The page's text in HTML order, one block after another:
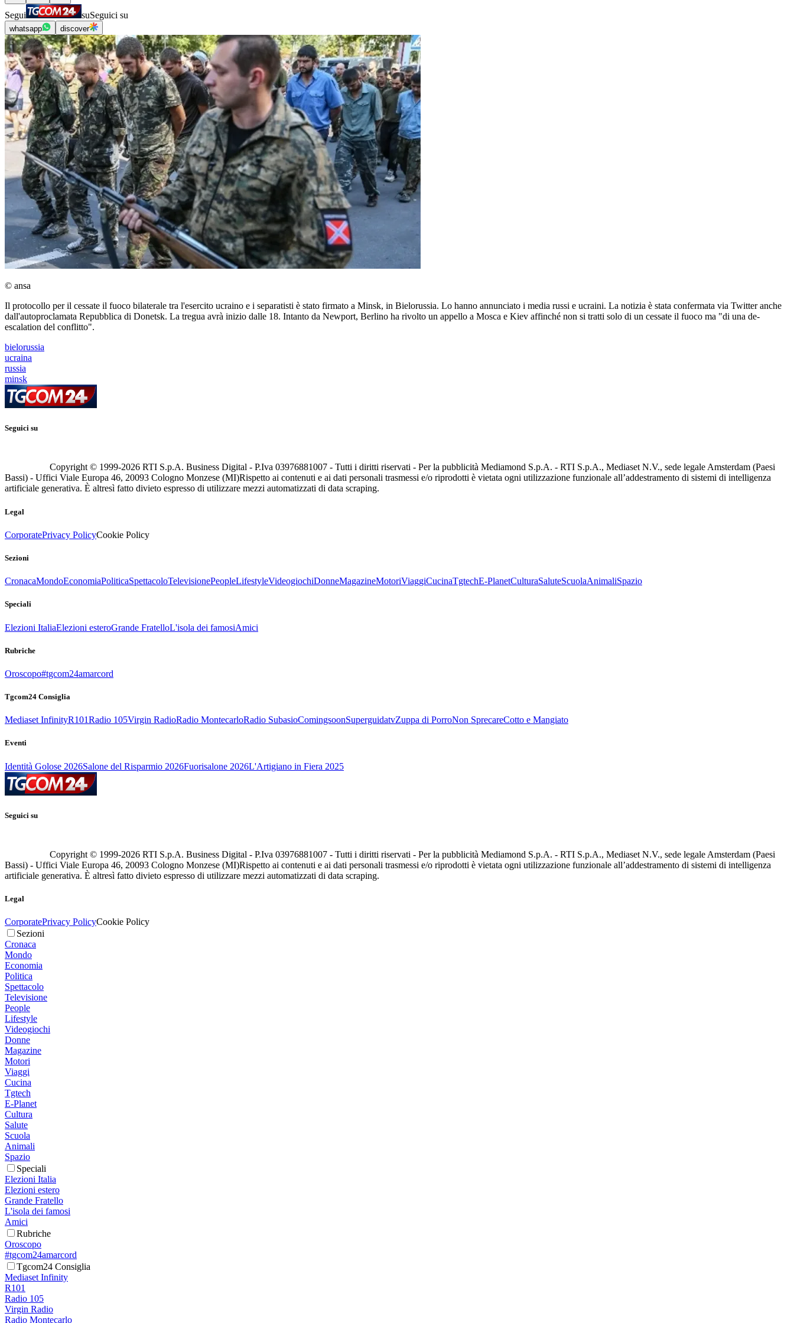
Segui suSeguici su
whatsapp discover
© ansa
Il protocollo per il cessate il fuoco bilaterale tra l'esercito ucraino e i separatisti è stato firmato a Minsk, in Bielorussia. Lo hanno annunciato i media russi e ucraini. La notizia è stata confermata via Twitter anche
dall'autoproclamata Repubblica di Donetsk. La tregua avrà inizio dalle 18. Intanto da Newport, Berlino ha rivolto un appello a Mosca e Kiev affinché non si tratti solo di un cessate il fuoco ma "di una de-
escalation del conflitto".
bielorussia
ucraina
russia
minsk
Seguici su
Copyright © 1999-2026 RTI S.p.A. Business Digital - P.Iva 03976881007 - Tutti i diritti riservati - Per la pubblicità Mediamond S.p.A. - RTI S.p.A., Mediaset N.V., sede legale Amsterdam (Paesi
Bassi) - Uffici Viale Europa 46, 20093 Cologno Monzese (MI)Rispetto ai contenuti e ai dati personali trasmessi e/o riprodotti è vietata ogni utilizzazione funzionale all’addestramento di sistemi di intelligenza
artificiale generativa. È altresì fatto divieto espresso di utilizzare mezzi automatizzati di data scraping.
Legal
CorporatePrivacy PolicyCookie Policy
Sezioni
CronacaMondoEconomiaPoliticaSpettacoloTelevisionePeopleLifestyleVideogiochiDonneMagazineMotoriViaggiCucinaTgtechE-PlanetCulturaSaluteScuolaAnimaliSpazio
Speciali
Elezioni ItaliaElezioni esteroGrande FratelloL'isola dei famosiAmici
Rubriche
Oroscopo#tgcom24amarcord
Tgcom24 Consiglia
Mediaset InfinityR101Radio 105Virgin RadioRadio MontecarloRadio SubasioComingsoonSuperguidatvZuppa di PorroNon SprecareCotto e Mangiato
Eventi
Identità Golose 2026Salone del Risparmio 2026Fuorisalone 2026L'Artigiano in Fiera 2025
Seguici su
Copyright © 1999-2026 RTI S.p.A. Business Digital - P.Iva 03976881007 - Tutti i diritti riservati - Per la pubblicità Mediamond S.p.A. - RTI S.p.A., Mediaset N.V., sede legale Amsterdam (Paesi
Bassi) - Uffici Viale Europa 46, 20093 Cologno Monzese (MI)Rispetto ai contenuti e ai dati personali trasmessi e/o riprodotti è vietata ogni utilizzazione funzionale all’addestramento di sistemi di intelligenza
artificiale generativa. È altresì fatto divieto espresso di utilizzare mezzi automatizzati di data scraping.
Legal
CorporatePrivacy PolicyCookie Policy
Sezioni
Cronaca
Mondo
Economia
Politica
Spettacolo
Televisione
People
Lifestyle
Videogiochi
Donne
Magazine
Motori
Viaggi
Cucina
Tgtech
E-Planet
Cultura
Salute
Scuola
Animali
Spazio
Speciali
Elezioni Italia
Elezioni estero
Grande Fratello
L'isola dei famosi
Amici
Rubriche
Oroscopo
#tgcom24amarcord
Tgcom24 Consiglia
Mediaset Infinity
R101
Radio 105
Virgin Radio
Radio Montecarlo